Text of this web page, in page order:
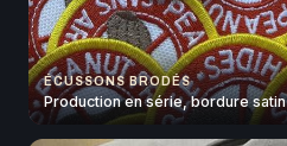
ÉCUSSONS BRODÉS
Production en série, bordure satin